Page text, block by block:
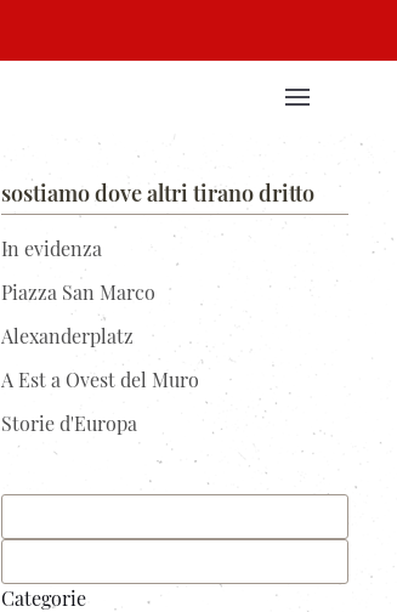
sostiamo dove altri tirano dritto
In evidenza
Piazza San Marco
Alexanderplatz
A Est a Ovest del Muro
Storie d'Europa
Categorie